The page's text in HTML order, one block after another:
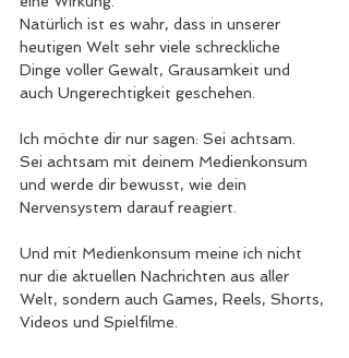
Natürlich ist es wahr, dass in unserer
heutigen Welt sehr viele schreckliche
Dinge voller Gewalt, Grausamkeit und
auch Ungerechtigkeit geschehen.
Ich möchte dir nur sagen: Sei achtsam.
Sei achtsam mit deinem Medienkonsum
und werde dir bewusst, wie dein
Nervensystem darauf reagiert.
Und mit Medienkonsum meine ich nicht
nur die aktuellen Nachrichten aus aller
Welt, sondern auch Games, Reels, Shorts,
Videos und Spielfilme.